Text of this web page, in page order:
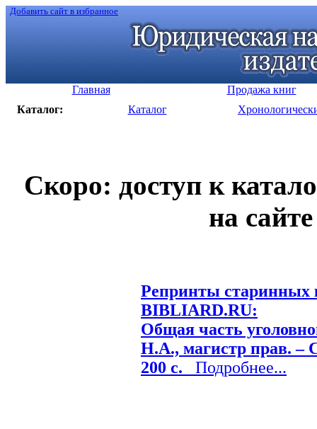
Добавить сайт в избранное
Главная
Продажа книг
Каталог:
Каталог
Скоро: доступ к
на
Репринты старинных
BIBLIARD.RU:
Общая часть
Н.А., магистр прав. –
200 с. Подробнее...